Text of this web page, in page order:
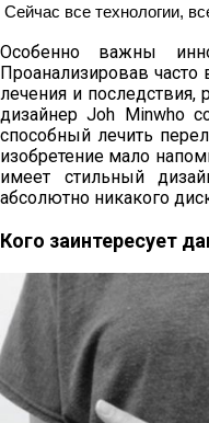
Сейчас все технологии,
Особенно важны
Проанализировав
лечения и последствия,
дизайнер Joh Minwho
способный лечить
изобретение мало
имеет стильный
абсолютно никакого
Кого заинтересует